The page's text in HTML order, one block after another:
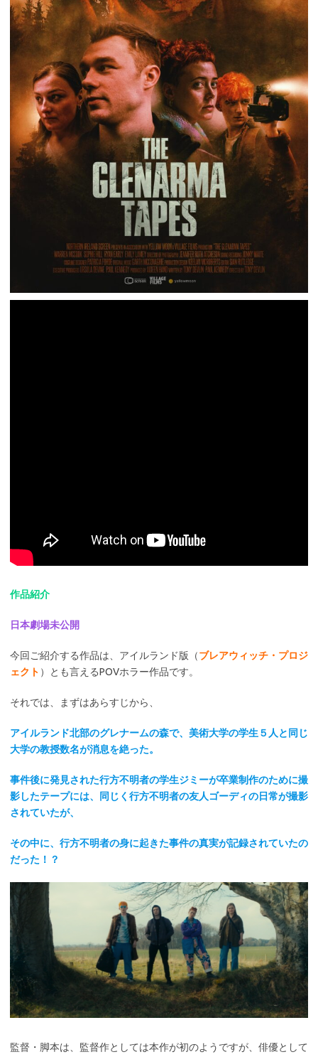
作品紹介
日本劇場未公開
今回ご紹介する作品は、アイルランド版（ブレアウィッチ・プロジ
ェクト ）とも言えるPOVホラー作品です。
それでは、まずはあらすじから、
アイルランド北部のグレナームの森で、美術大学の学生５人と同じ
大学の教授数名が消息を絶った。
事件後に発見された行方不明者の学生ジミーが卒業制作のために撮
影したテープには、同じく行方不明者の友人ゴーディの日常が撮影
されていたが、
その中に、行方不明者の身に起きた事件の真実が記録されていたの
だった！？
監督・脚本は、監督作としては本作が初のようですが、俳優として